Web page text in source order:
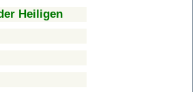
Heiligen